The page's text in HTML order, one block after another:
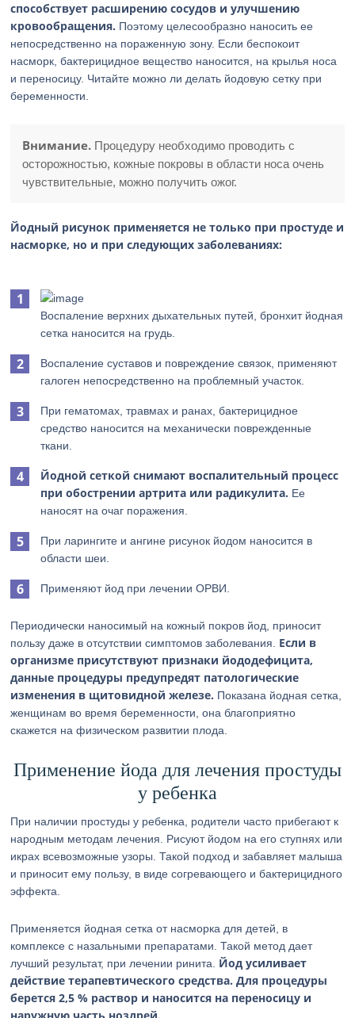
способствует расширению сосудов и улучшению
кровообращения. Поэтому целесообразно наносить ее
непосредственно на пораженную зону. Если беспокоит
насморк, бактерицидное вещество наносится, на крылья носа
и переносицу. Читайте можно ли делать йодовую сетку при
беременности.
Внимание. Процедуру необходимо проводить с
осторожностью, кожные покровы в области носа очень
чувствительные, можно получить ожог.
Йодный рисунок применяется не только при простуде и
насморке, но и при следующих заболеваниях:
Воспаление верхних дыхательных путей, бронхит йодная
сетка наносится на грудь.
Воспаление суставов и повреждение связок, применяют
галоген непосредственно на проблемный участок.
При гематомах, травмах и ранах, бактерицидное
средство наносится на механически поврежденные
ткани.
Йодной сеткой снимают воспалительный процесс
при обострении артрита или радикулита. Ее
наносят на очаг поражения.
При ларингите и ангине рисунок йодом наносится в
области шеи.
Применяют йод при лечении ОРВИ.
Периодически наносимый на кожный покров йод, приносит
пользу даже в отсутствии симптомов заболевания. Если в
организме присутствуют признаки йододефицита,
данные процедуры предупредят патологические
изменения в щитовидной железе. Показана йодная сетка,
женщинам во время беременности, она благоприятно
скажется на физическом развитии плода.
Применение йода для лечения простуды
у ребенка
При наличии простуды у ребенка, родители часто прибегают к
народным методам лечения. Рисуют йодом на его ступнях или
икрах всевозможные узоры. Такой подход и забавляет малыша
и приносит ему пользу, в виде согревающего и бактерицидного
эффекта.
Применяется йодная сетка от насморка для детей, в
комплексе с назальными препаратами. Такой метод дает
лучший результат, при лечении ринита. Йод усиливает
действие терапевтического средства. Для процедуры
берется 2,5 % раствор и наносится на переносицу и